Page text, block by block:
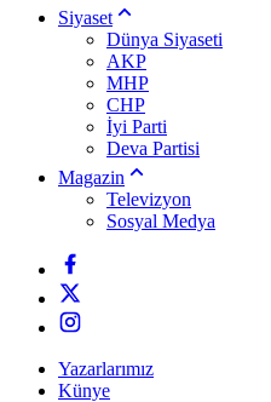
Siyaset
Dünya Siyaseti
AKP
MHP
CHP
İyi Parti
Deva Partisi
Magazin
Televizyon
Sosyal Medya
Yazarlarımız
Künye